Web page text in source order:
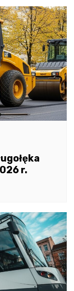
r.